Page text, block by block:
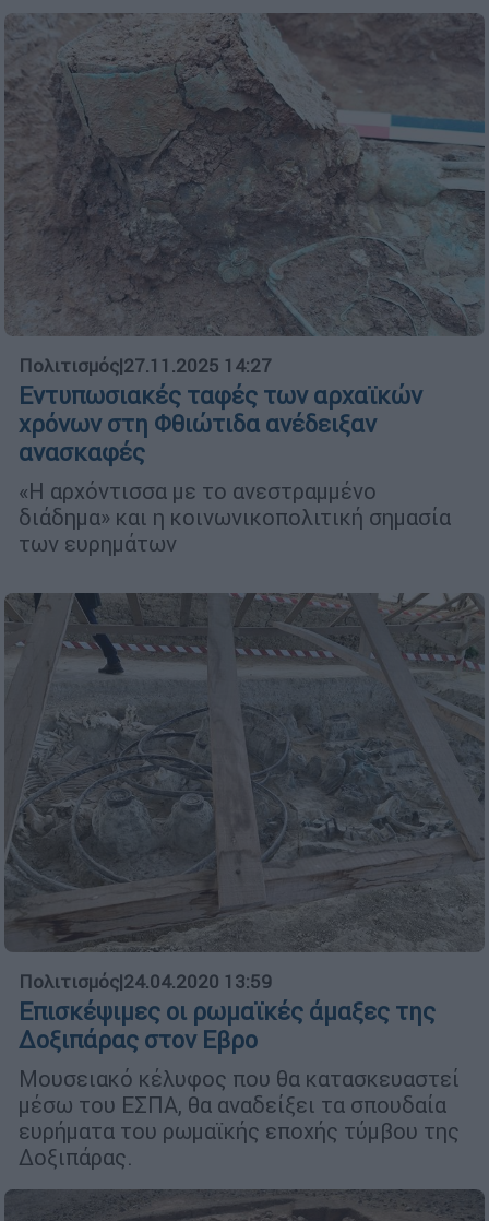
Πολιτισμός|27.11.2025 14:27
Εντυπωσιακές ταφές των αρχαϊκών
χρόνων στη Φθιώτιδα ανέδειξαν
ανασκαφές
«Η αρχόντισσα με το ανεστραμμένο
διάδημα» και η κοινωνικοπολιτική σημασία
των ευρημάτων
Πολιτισμός|24.04.2020 13:59
Επισκέψιμες οι ρωμαϊκές άμαξες της
Δοξιπάρας στον Εβρο
Μουσειακό κέλυφος που θα κατασκευαστεί
μέσω του ΕΣΠΑ, θα αναδείξει τα σπουδαία
ευρήματα του ρωμαϊκής εποχής τύμβου της
Δοξιπάρας.